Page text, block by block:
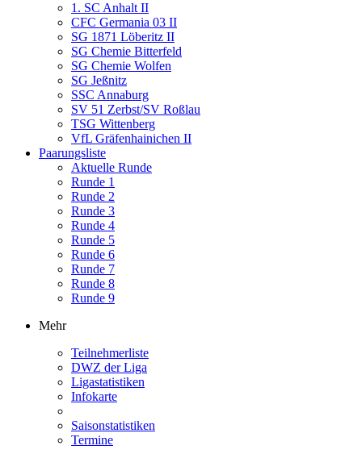
1. SC Anhalt II
CFC Germania 03 II
SG 1871 Löberitz II
SG Chemie Bitterfeld
SG Chemie Wolfen
SG Jeßnitz
SSC Annaburg
SV 51 Zerbst/SV Roßlau
TSG Wittenberg
VfL Gräfenhainichen II
Paarungsliste
Aktuelle Runde
Runde 1
Runde 2
Runde 3
Runde 4
Runde 5
Runde 6
Runde 7
Runde 8
Runde 9
Mehr
Teilnehmerliste
DWZ der Liga
Ligastatistiken
Infokarte
Saisonstatistiken
Termine